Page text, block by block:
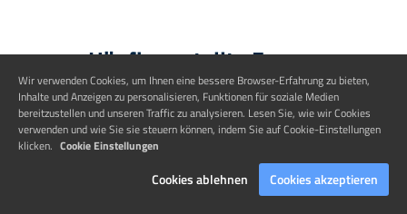
Häufig gestellte Fragen
Wer ist der richtige Ansprechpartner
für meine Bewerbung?
Wir verwenden Cookies, um Ihnen eine bessere Browser-Erfahrung zu bieten,
Inhalte und Anzeigen zu personalisieren, Funktionen für soziale Medien
bereitzustellen und unseren Traffic zu analysieren. Lesen Sie, wie wir Cookies
verwenden und wie Sie sie steuern können, indem Sie auf Cookie-Einstellungen
klicken. Cookie Einstellungen
Cookies ablehnen Cookies akzeptieren